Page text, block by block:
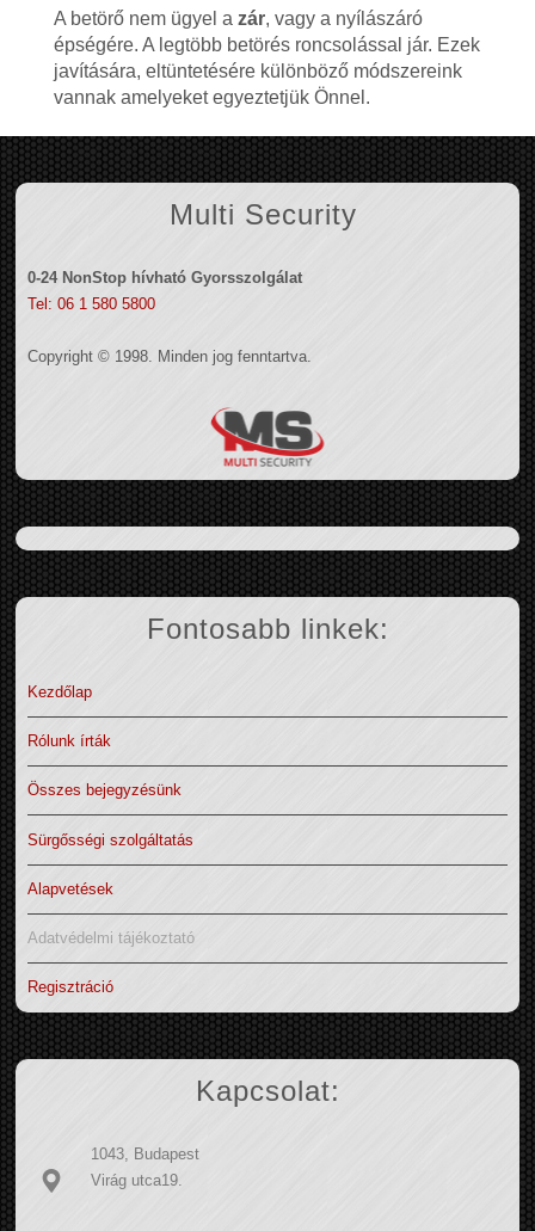
A betörő nem ügyel a zár, vagy a nyílászáró
épségére. A legtöbb betörés roncsolással jár. Ezek
javítására, eltüntetésére különböző módszereink
vannak amelyeket egyeztetjük Önnel.
Multi Security
0-24 NonStop hívható Gyorsszolgálat
Tel: 06 1 580 5800
Copyright © 1998. Minden jog fenntartva.
Fontosabb linkek:
Kezdőlap
Rólunk írták
Összes bejegyzésünk
Sürgősségi szolgáltatás
Alapvetések
Adatvédelmi tájékoztató
Regisztráció
Kapcsolat:
1043, Budapest
Virág utca19.